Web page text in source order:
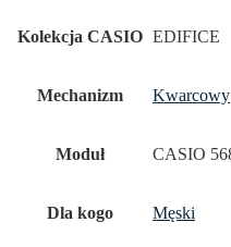
Kolekcja CASIO EDIFICE
Mechanizm Kwarcowy
Moduł CASIO
Dla kogo Męski